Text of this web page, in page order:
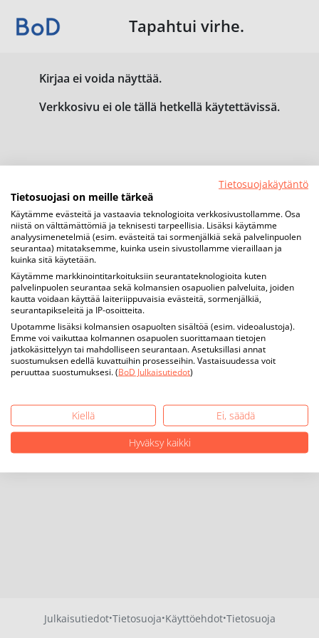
Tapahtui virhe.
Kirjaa ei voida näyttää.
Verkkosivu ei ole tällä hetkellä käytettävissä.
Julkaisutiedot·Tietosuoja·Käyttöehdot·Tietosuoja
Tietosuojakäytäntö
Tietosuojasi on meille tärkeä
Käytämme evästeitä ja vastaavia teknologioita verkkosivustollamme. Osa
niistä on välttämättömiä ja teknisesti tarpeellisia. Lisäksi käytämme
analyysimenetelmiä (esim. evästeitä tai sormenjälkiä sekä palvelinpuolen
seurantaa) mitataksemme, kuinka usein sivustollamme vieraillaan ja
kuinka sitä käytetään.
Käytämme markkinointitarkoituksiin seurantateknologioita kuten
palvelinpuolen seurantaa sekä kolmansien osapuolien palveluita, joiden
kautta voidaan käyttää laiteriippuvaisia evästeitä, sormenjälkiä,
seurantapikseleitä ja IP-osoitteita.
Upotamme lisäksi kolmansien osapuolten sisältöä (esim. videoalustoja).
Emme voi vaikuttaa kolmannen osapuolen suorittamaan tietojen
jatkokäsittelyyn tai mahdolliseen seurantaan. Asetuksillasi annat
suostumuksen edellä kuvattuihin prosesseihin. Vastaisuudessa voit
peruuttaa suostumuksesi. (BoD Julkaisutiedot)
Kiellä
Ei, säädä
Hyväksy kaikki